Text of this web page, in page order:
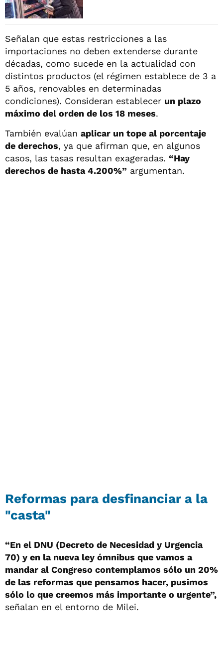
Señalan que estas restricciones a las
importaciones no deben extenderse durante
décadas, como sucede en la actualidad con
distintos productos (el régimen establece de 3 a
5 años, renovables en determinadas
condiciones). Consideran establecer un plazo
máximo del orden de los 18 meses.
También evalúan aplicar un tope al porcentaje
de derechos, ya que afirman que, en algunos
casos, las tasas resultan exageradas. “Hay
derechos de hasta 4.200%” argumentan.
Reformas para desfinanciar a la
"casta"
“En el DNU (Decreto de Necesidad y Urgencia
70) y en la nueva ley ómnibus que vamos a
mandar al Congreso contemplamos sólo un 20%
de las reformas que pensamos hacer, pusimos
sólo lo que creemos más importante o urgente”,
señalan en el entorno de Milei.